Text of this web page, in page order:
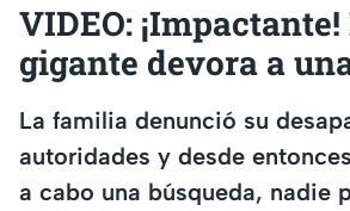
VIDEO:
gigante devora a
La familia denunció su
autoridades y desde
a cabo una búsqueda, nadie